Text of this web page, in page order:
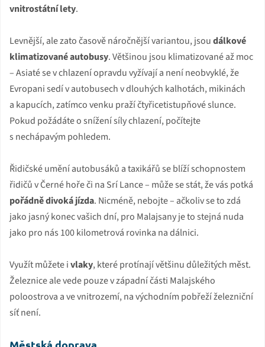
vnitrostátní lety.
Levnější, ale zato časově náročnější variantou, jsoudálkové
klimatizované autobusy. Většinou jsou klimatizované až moc
– Asiaté se v chlazení opravdu vyžívají a není neobvyklé, že
Evropani sedí v autobusech v dlouhých kalhotách, mikinách
a kapucích, zatímco venku praží čtyřicetistupňové slunce.
Pokud požádáte o snížení síly chlazení, počítejte
s nechápavým pohledem.
Řidičské umění autobusáků a taxikářů se blíží schopnostem
řidičů v Černé hoře či na Srí Lance – může se stát, že vás potká
pořádně divoká jízda. Nicméně, nebojte – ačkoliv se to zdá
jako jasný konec vašich dní, pro Malajsany je to stejná nuda
jako pro nás 100 kilometrová rovinka na dálnici.
Využít můžete ivlaky, které protínají většinu důležitých měst.
Železnice ale vede pouze v západní části Malajského
poloostrova a ve vnitrozemí, na východním pobřeží železniční
síť není.
Městská doprava